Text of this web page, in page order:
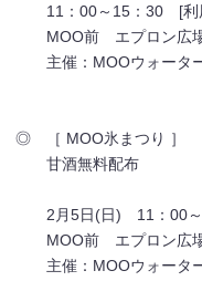
11：00～15：30 [利
MOO前 エプロン広
主催：MOOウォータ
◎ ［ MOO氷まつり ］
甘酒無料配布
2月5日(日) 11：00
MOO前 エプロン広
主催：MOOウォータ